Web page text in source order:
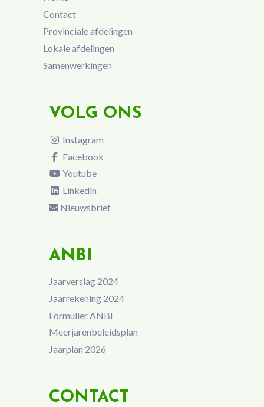
Contact
Provinciale afdelingen
Lokale afdelingen
Samenwerkingen
VOLG ONS
Instagram
Facebook
Youtube
Linkedin
Nieuwsbrief
ANBI
Jaarverslag 2024
Jaarrekening 2024
Formulier ANBI
Meerjarenbeleidsplan
Jaarplan 2026
CONTACT